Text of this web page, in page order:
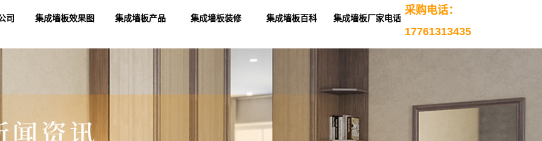
司 集成墙板效果图 集成墙板产品 集成墙板装修 集成墙板百科 集成墙板厂家电话
采购电话：
17761313435